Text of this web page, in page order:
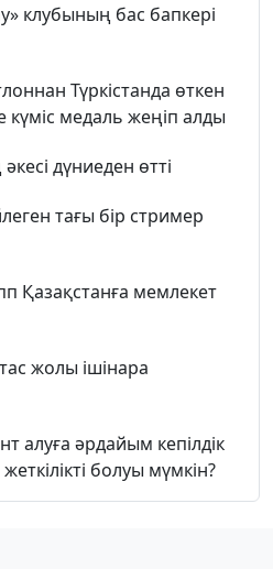
клубының бас бапкері
Түркістанда өткен
күміс медаль жеңіп алды
дүниеден өтті
тағы бір стример
Қазақстанға мемлекет
жолы ішінара
алуға әрдайым кепілдік
болуы мүмкін?